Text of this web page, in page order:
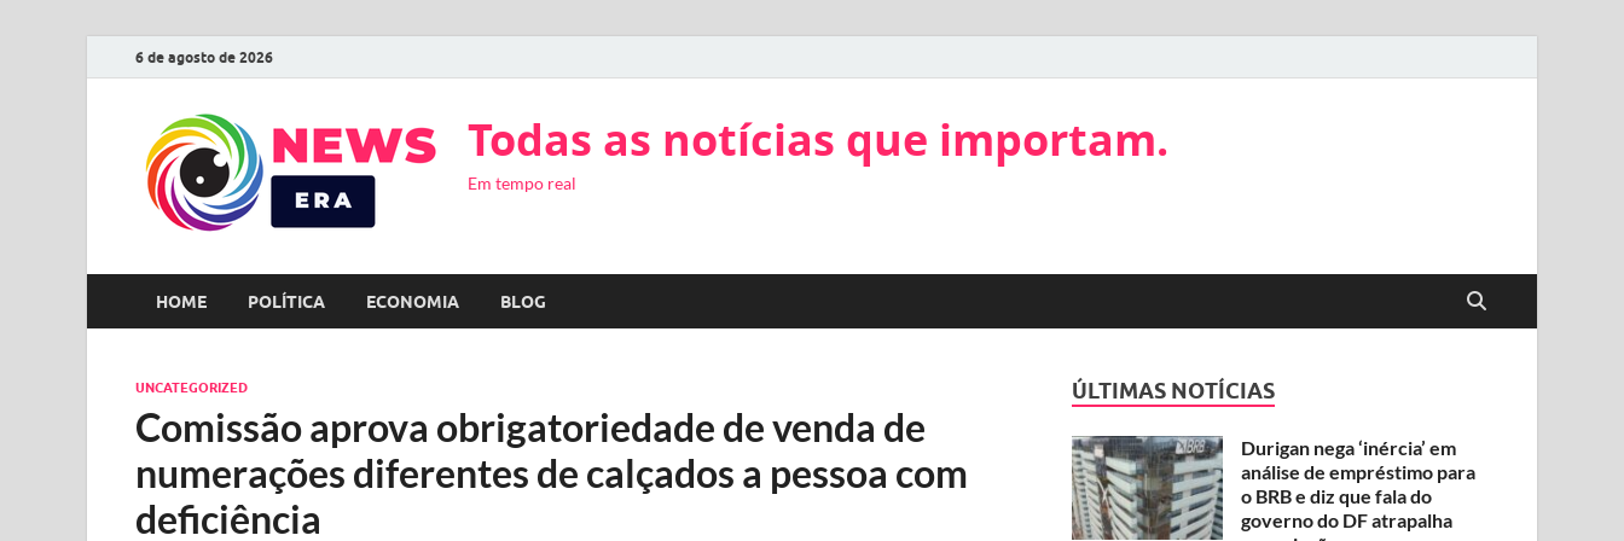
6 de agosto de 2026
Todas as notícias que importam.
Em tempo real
HOME POLÍTICA ECONOMIA BLOG
UNCATEGORIZED
Comissão aprova obrigatoriedade de venda de
numerações diferentes de calçados a pessoa com
deficiência
ÚLTIMAS NOTÍCIAS
Durigan nega ‘inércia’ em
análise de empréstimo para
o BRB e diz que fala do
governo do DF atrapalha